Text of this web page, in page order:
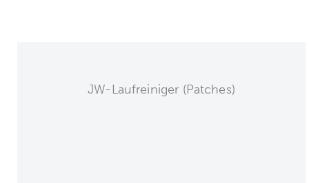
JW-Laufreiniger (Patches)